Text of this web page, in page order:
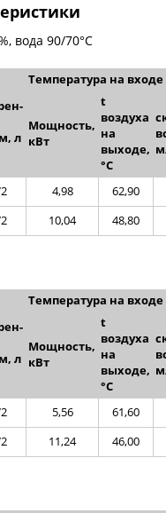
вода 90/70°C
л
Температура на входе
Мощность,
кВт
t
воздуха
на
выходе,
°С
4,98 62,90
10,04 48,80
л
Температура на входе
Мощность,
кВт
t
воздуха
на
выходе,
°С
5,56 61,60
11,24 46,00